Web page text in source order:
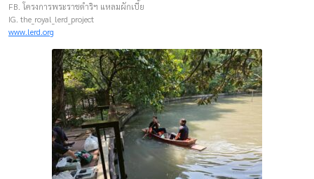
FB. โครงการพระราชดำริฯ แหลมผักเบี้ย
IG. the_royal_lerd_project
www.lerd.org